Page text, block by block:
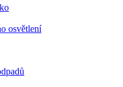
osvětlení